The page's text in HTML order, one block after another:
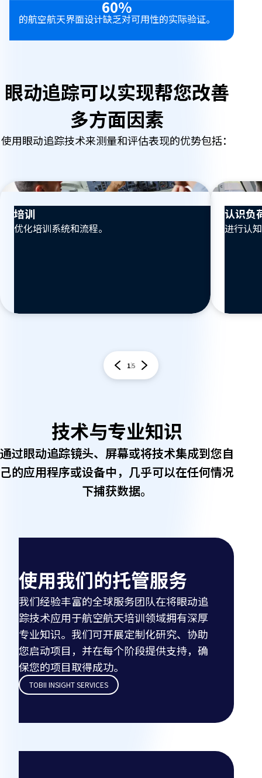
60%
的航空航天界面设计缺乏对可用性的实际验证。
眼动追踪可以实现帮您改善
多方面因素
使用眼动追踪技术来测量和评估表现的优势包括：
培训
优化培训系统和流程。
认识负
进行认
15
技术与专业知识
通过眼动追踪镜头、屏幕或将技术集成到您自
己的应用程序或设备中，几乎可以在任何情况
下捕获数据。
使用我们的托管服务
我们经验丰富的全球服务团队在将眼动追
踪技术应用于航空航天培训领域拥有深厚
专业知识。我们可开展定制化研究、协助
您启动项目，并在每个阶段提供支持，确
保您的项目取得成功。
TOBII INSIGHT SERVICES